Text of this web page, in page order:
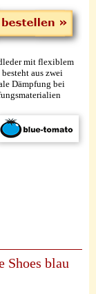
mit flexiblem
aus zwei
Dämpfung bei
Shoes blau